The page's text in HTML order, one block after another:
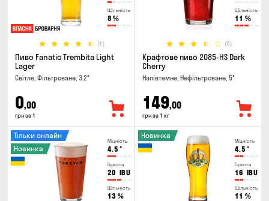
Щільність
8 %
(1)
Пиво Fanatic Trembita Light
Lager
Світле, Фільтроване, 3.2°
0,00
грн за 1
Щільність
11 %
(5)
Крафтове пиво 2085-HS Dark
Cherry
Напівтемне, Нефільтроване, 5°
149,00
грн за 1 кг
Міцність
4.5 °
Гіркота
20 IBU
Щільність
13 %
Тільки онлайн
Новинка
Міцність
4.5 °
Гіркота
16 IBU
Щільність
11 %
Новинка